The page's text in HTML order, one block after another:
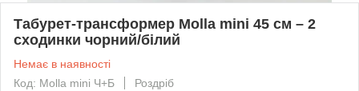
Табурет-трансформер Molla mini 45 см – 2
сходинки чорний/білий
Немає в наявності
Код: Molla mini Ч+Б
Роздріб